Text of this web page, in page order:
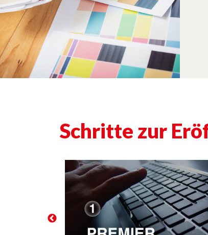
Schritte zur